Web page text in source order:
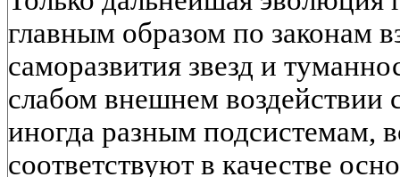
главным образом по законам
саморазвития звезд и
слабом внешнем воздействии
иногда разным подсистемам,
соответствуют в качестве